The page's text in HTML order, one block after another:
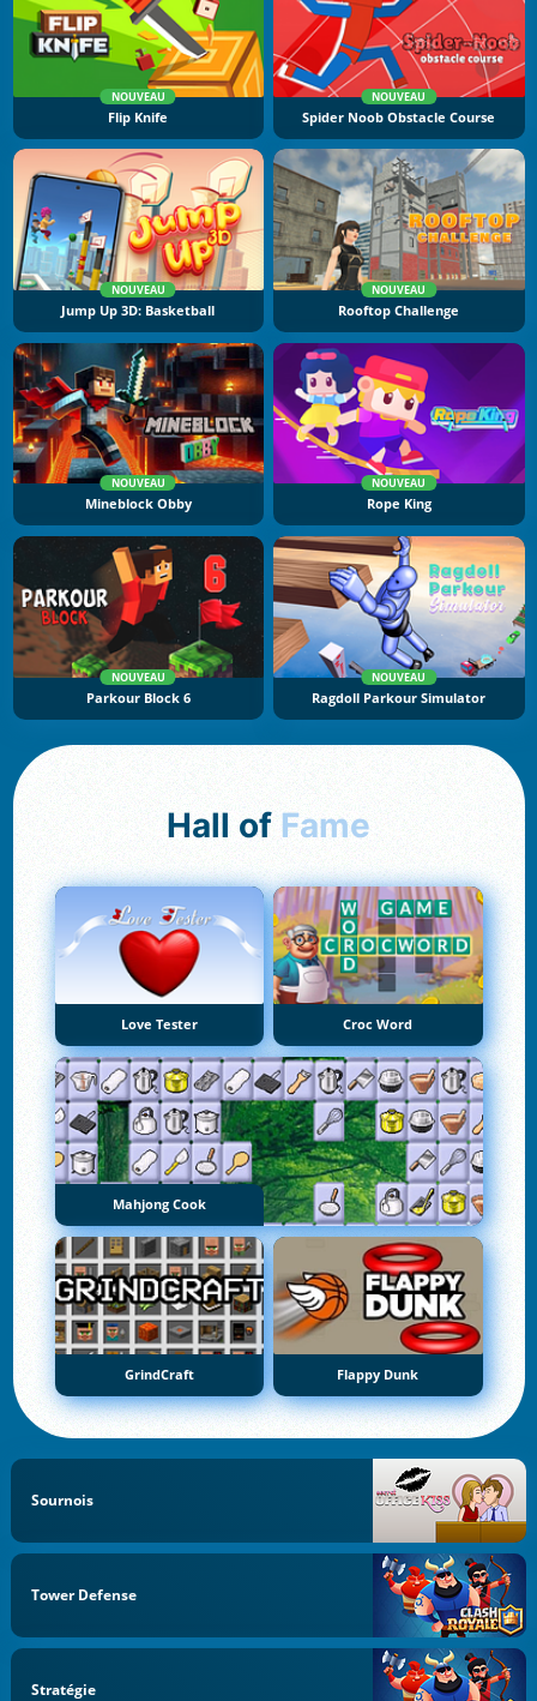
NOUVEAU
Flip Knife
NOUVEAU
Spider Noob Obstacle Course
NOUVEAU
Jump Up 3D: Basketball
NOUVEAU
Rooftop Challenge
NOUVEAU
Mineblock Obby
NOUVEAU
Rope King
NOUVEAU
Parkour Block 6
NOUVEAU
Ragdoll Parkour Simulator
Hall of Fame
Love Tester Croc Word
Mahjong Cook
GrindCraft Flappy Dunk
Sournois
Tower Defense
Stratégie